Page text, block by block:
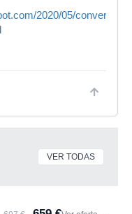
2020/05/conversion-
VER TODAS